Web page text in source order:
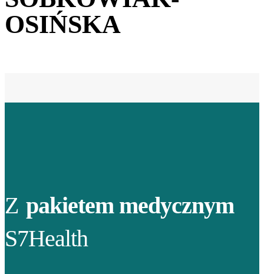
OSIŃSKA
Z pakietem medycznym
S7Health